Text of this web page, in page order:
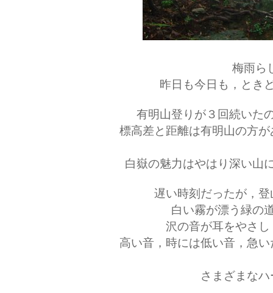
梅雨ら
昨日も今日も，とき
有明山登りが３回続いた
標高差と距離は有明山の方
白嶽の魅力はやはり深い山
遅い時刻だったが，
白い霧が漂う緑の
沢の音が耳をやさ
高い音，時には低い音，急
さまざまな